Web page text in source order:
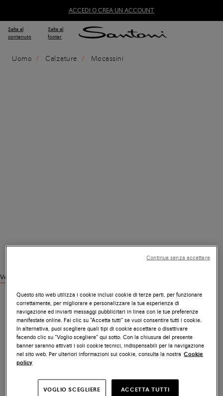
ACCEDI O CREA UN ACCOUNT
Salta al
contenuto
Salta al
footer
Uomo Calzature Mocassini
Vedi prodotti simili
Questo sito web utilizza i cookie inclusi cookie di terze parti, per funzionare
correttamente, per migliorare e personalizzare la tua esperienza di
navigazione ed inviarti messaggi pubblicitari in linea con le tue preferenze
manifestate online. Fai clic su “Accetta tutti” se vuoi consentire tutti i cookie.
In alternativa, puoi scegliere quali tipi di cookie accettare o disattivare
facendo clic su “Voglio scegliere” qui sotto. Con la chiusura del presente
banner saranno attivati i soli cookie tecnici, indispensabili per la navigazione
nel sito web. Per ulteriori informazioni sui cookie, consulta la nostra Cookie
policy
VOGLIO SCEGLIERE ACCETTA TUTTI
Continua senza accettare